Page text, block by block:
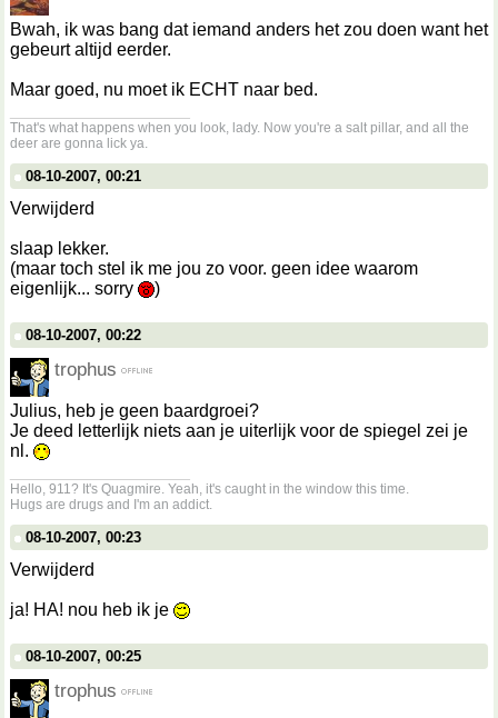
Bwah, ik was bang dat iemand anders het zou doen want het
gebeurt altijd eerder.
Maar goed, nu moet ik ECHT naar bed.
That's what happens when you look, lady. Now you're a salt pillar, and all the
deer are gonna lick ya.
08-10-2007, 00:21
Verwijderd
slaap lekker.
(maar toch stel ik me jou zo voor. geen idee waarom
eigenlijk... sorry
)
08-10-2007, 00:22
trophus
Julius, heb je geen baardgroei?
Je deed letterlijk niets aan je uiterlijk voor de spiegel zei je
nl.
Hello, 911? It's Quagmire. Yeah, it's caught in the window this time.
Hugs are drugs and I'm an addict.
08-10-2007, 00:23
Verwijderd
ja! HA! nou heb ik je
08-10-2007, 00:25
trophus